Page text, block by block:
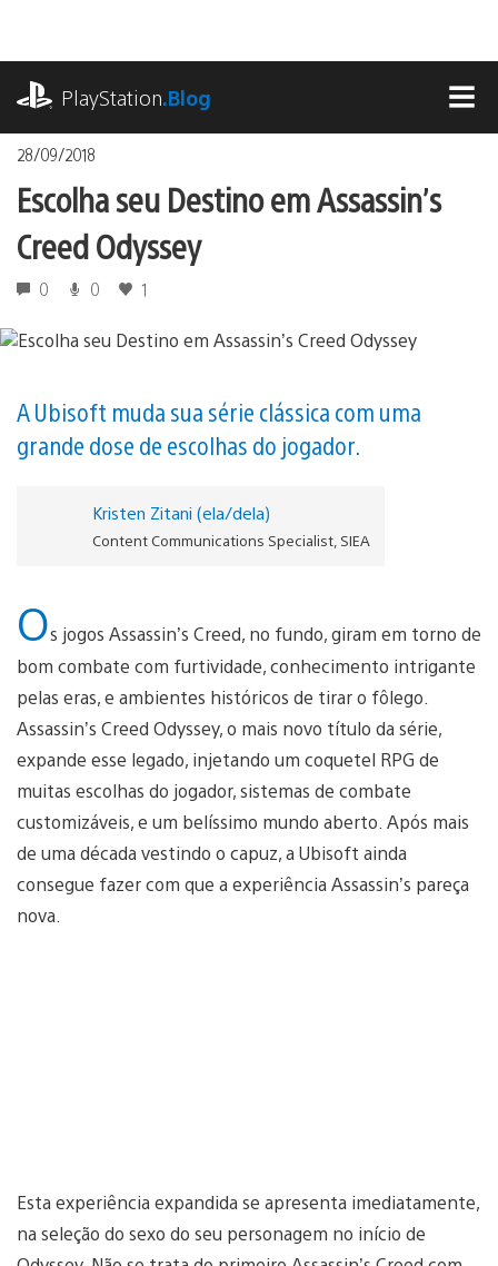
o
conteúdoPlayStation.Blog
28/09/2018
Escolha seu Destino em Assassin’s
Creed Odyssey
0 0 1
A Ubisoft muda sua série clássica com uma
grande dose de escolhas do jogador.
Kristen Zitani (ela/dela)
Content Communications Specialist, SIEA
Os jogos Assassin’s Creed, no fundo, giram em torno de
bom combate com furtividade, conhecimento intrigante
pelas eras, e ambientes históricos de tirar o fôlego.
Assassin’s Creed Odyssey, o mais novo título da série,
expande esse legado, injetando um coquetel RPG de
muitas escolhas do jogador, sistemas de combate
customizáveis, e um belíssimo mundo aberto. Após mais
de uma década vestindo o capuz, a Ubisoft ainda
consegue fazer com que a experiência Assassin’s pareça
nova.
Esta experiência expandida se apresenta imediatamente,
na seleção do sexo do seu personagem no início de